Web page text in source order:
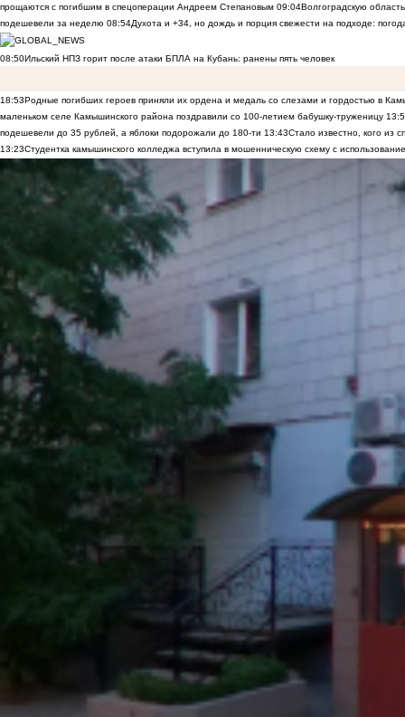
прощаются с погибшим в спецоперации Андреем Степановым 09:04Волгоградскую
подешевели за неделю 08:54Духота и +34, но дождь и порция свежести на подходе:
08:50Ильский НПЗ горит после атаки БПЛА на Кубань: ранены пять человек
18:53Родные погибших героев приняли их ордена и медаль со слезами и гордостью в
маленьком селе Камышинского района поздравили со 100-летием бабушку-труженицу
подешевели до 35 рублей, а яблоки подорожали до 180-ти 13:43Стало известно, кого из
13:23Студентка камышинского колледжа вступила в мошенническую схему с